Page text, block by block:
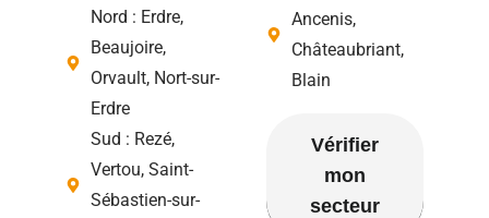
Nord : Erdre,
Beaujoire,
Orvault, Nort-sur-
Erdre
Sud : Rezé,
Vertou, Saint-
Sébastien-sur-
Ancenis,
Châteaubriant,
Blain
Vérifier
mon
secteur